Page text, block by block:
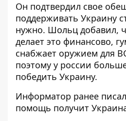
Он подтвердил свое
поддерживать Украину
нужно. Шольц добавил,
делает это финансово,
снабжает оружием для
поэтому у россии
победить Украину.
Информатор ранее
помощь получит